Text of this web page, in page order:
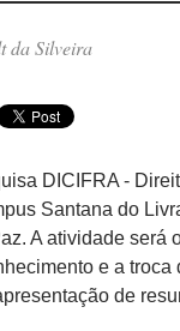
da Silveira
DICIFRA -
Santana do
A atividade será
e a
de